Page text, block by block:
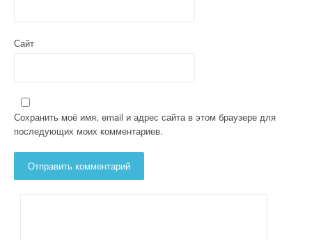
Сайт
Сохранить моё имя, email и адрес сайта в этом браузере для
последующих моих комментариев.